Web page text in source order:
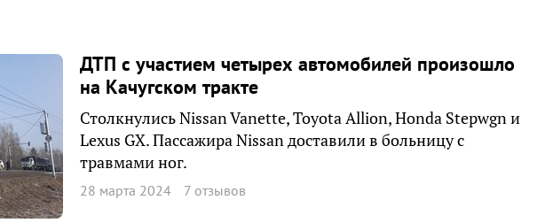
ДТП с участием четырех автомобилей произошло
на Качугском тракте
Столкнулись Nissan Vanette, Toyota Allion, Honda Stepwgn и
Lexus GX. Пассажира Nissan доставили в больницу с
травмами ног.
28 марта 2024 7 отзывов